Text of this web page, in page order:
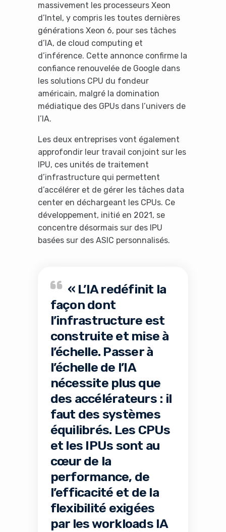
massivement les processeurs Xeon
d’Intel, y compris les toutes dernières
générations Xeon 6, pour ses tâches
d’IA, de cloud computing et
d’inférence. Cette annonce confirme la
confiance renouvelée de Google dans
les solutions CPU du fondeur
américain, malgré la domination
médiatique des GPUs dans l’univers de
l’IA.
Les deux entreprises vont également
approfondir leur travail conjoint sur les
IPU, ces unités de traitement
d’infrastructure qui permettent
d’accélérer et de gérer les tâches data
center en déchargeant les CPUs. Ce
développement, initié en 2021, se
concentre désormais sur des IPU
basées sur des ASIC personnalisés.
« L’IA redéfinit la
façon dont
l’infrastructure est
construite et mise à
l’échelle. Passer à
l’échelle de l’IA
nécessite plus que
des accélérateurs : il
faut des systèmes
équilibrés. Les CPUs
et les IPUs sont au
cœur de la
performance, de
l’efficacité et de la
flexibilité exigées
par les workloads IA